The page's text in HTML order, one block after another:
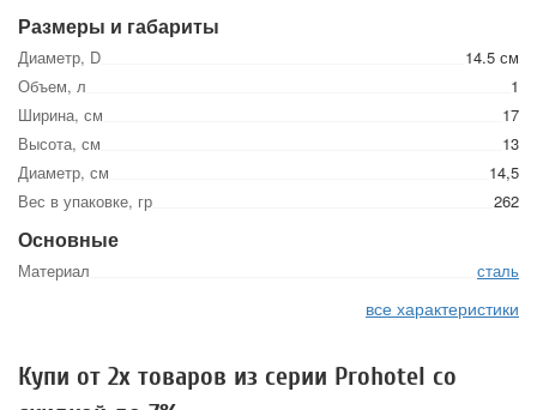
Размеры и габариты
Диаметр, D
14.5 см
Объем, л
1
Ширина, см
17
Высота, см
13
Диаметр, см
14,5
Вес в упаковке, гр
262
Основные
Материал сталь
все характеристики
Купи от 2х товаров из серии Prohotel со